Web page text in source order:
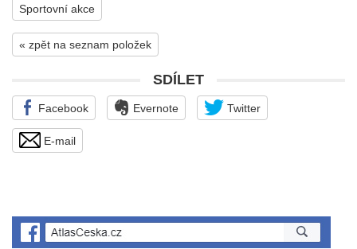
Sportovní akce
« zpět na seznam položek
SDÍLET
Facebook Evernote Twitter
E-mail